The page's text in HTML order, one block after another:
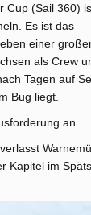
Cup (Sail 360)
Es ist das
einer
als Crew
Tagen auf
Bug liegt.
an.
Kapitel im